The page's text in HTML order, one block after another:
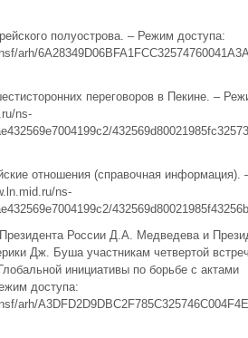
полуострова. – Режим доступа:
arh/
переговоров в Пекине. –
ns-
отношения (справочная информация).
ns-
России Д.А. Медведева и
Дж. Буша участникам четвертой
инициативы по борьбе с актами
доступа:
arh/